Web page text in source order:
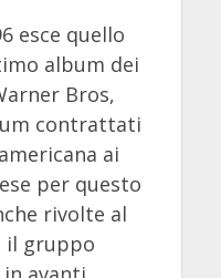
esce quello
album dei
Bros,
contrattati
ai
per questo
rivolte al
il gruppo